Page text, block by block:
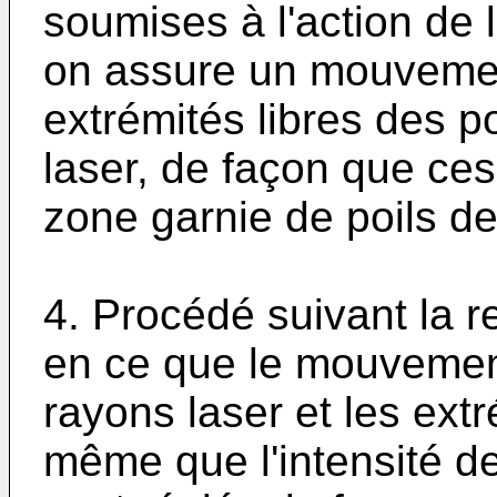
soumises à l'action de
on assure un
extrémités libres des
laser, de façon que
zone garnie de poils
4. Procédé suivant la
en ce que le
rayons laser et les
même que l'intensité